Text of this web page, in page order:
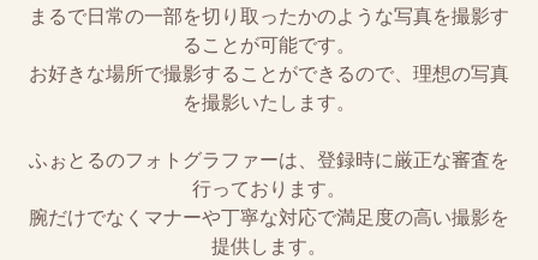
まるで日常の一部を切り取ったかのような写真を撮影す
ることが可能です。
お好きな場所で撮影することができるので、理想の写真
を撮影いたします。
ふぉとるのフォトグラファーは、登録時に厳正な審査を
行っております。
腕だけでなくマナーや丁寧な対応で満足度の高い撮影を
提供します。